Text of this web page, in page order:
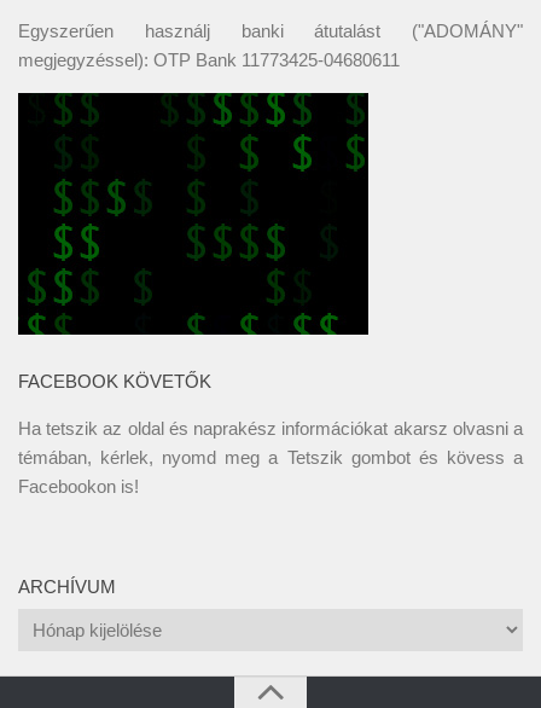
Egyszerűen használj banki átutalást ("ADOMÁNY"
megjegyzéssel): OTP Bank 11773425-04680611
FACEBOOK KÖVETŐK
Ha tetszik az oldal és naprakész információkat akarsz olvasni a
témában, kérlek, nyomd meg a Tetszik gombot és kövess a
Facebookon is!
ARCHÍVUM
Archívum